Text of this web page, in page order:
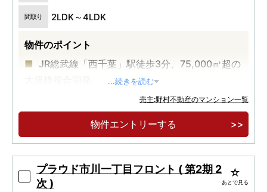
間取り 2LDK～4LDK
物件のポイント
JR総武線「西千葉」駅徒歩3分、75,000㎡超の
12,000㎡超キャンパスパーク中心、多世代が集
う新しいまち。
緑の並木道に囲まれた全512邸、西千葉レジデ
...続きを読む
売主:野村不動産のマンション一覧
物件エントリーする
プラウド市川一丁目フロント ( 第2期 2
次 )
あとで見る